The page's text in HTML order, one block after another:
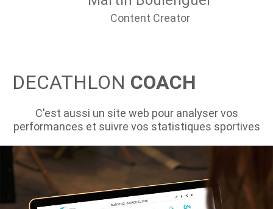
Content Creator
DECATHLON COACH
C'est aussi un site web pour analyser vos
performances et suivre vos statistiques sportives